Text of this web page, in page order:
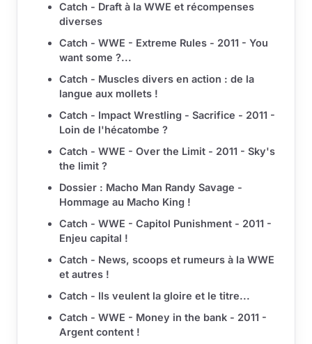
Catch - Draft à la WWE et récompenses
diverses
Catch - WWE - Extreme Rules - 2011 - You
want some ?...
Catch - Muscles divers en action : de la
langue aux mollets !
Catch - Impact Wrestling - Sacrifice - 2011 -
Loin de l'hécatombe ?
Catch - WWE - Over the Limit - 2011 - Sky's
the limit ?
Dossier : Macho Man Randy Savage -
Hommage au Macho King !
Catch - WWE - Capitol Punishment - 2011 -
Enjeu capital !
Catch - News, scoops et rumeurs à la WWE
et autres !
Catch - Ils veulent la gloire et le titre...
Catch - WWE - Money in the bank - 2011 -
Argent content !